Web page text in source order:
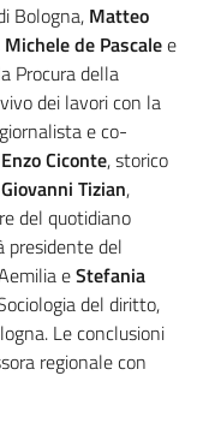
Bologna, Matteo
Michele de Pascalee
Procura della
dei lavori con la
e co-
Enzo Ciconte, storico
Giovanni Tizian,
del quotidiano
presidente del
eStefania
del diritto,
Le conclusioni
regionale con